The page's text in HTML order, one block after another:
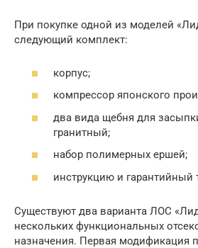
При покупке одной из моделей
следующий комплект:
корпус;
компрессор японского
два вида щебня для
гранитный;
набор полимерных ершей;
инструкцию и гарантийный
Существуют два варианта ЛОС
нескольких функциональных
назначения. Первая модификация